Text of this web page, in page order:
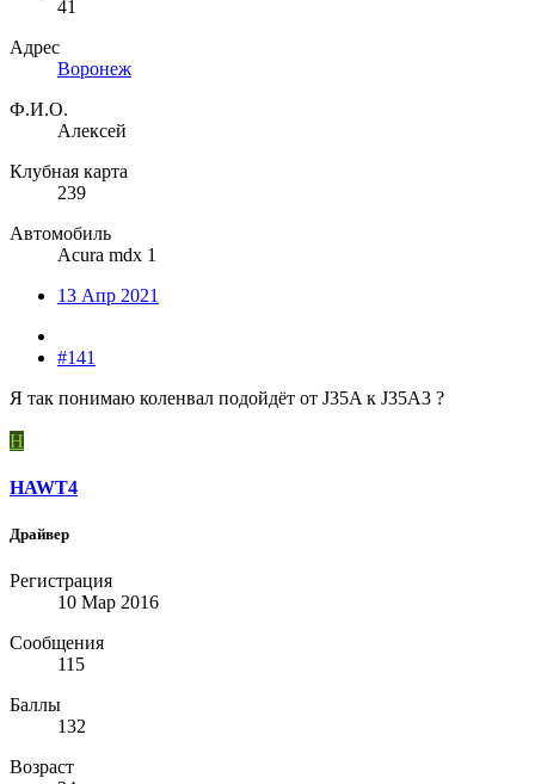
41
Адрес
Воронеж
Ф.И.О.
Алексей
Клубная карта
239
Автомобиль
Acura mdx 1
13 Апр 2021
#141
Я так понимаю коленвал подойдёт от J35A к J35A3 ?
H
HAWT4
Драйвер
Регистрация
10 Мар 2016
Сообщения
115
Баллы
132
Возраст